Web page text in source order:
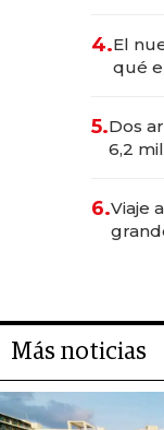
4.El
qué
para
5.Dos
6,2
6.Viaje
Más noticias